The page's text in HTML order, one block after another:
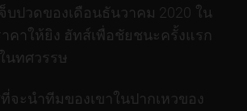
บปวดของเดือนธันวาคม 2020 ใน
คาให้ยิง ฮัทส์เพื่อชัยชนะครั้งแรก
นทศวรรษ
จะนําทีมของเขาในปากเหวของ